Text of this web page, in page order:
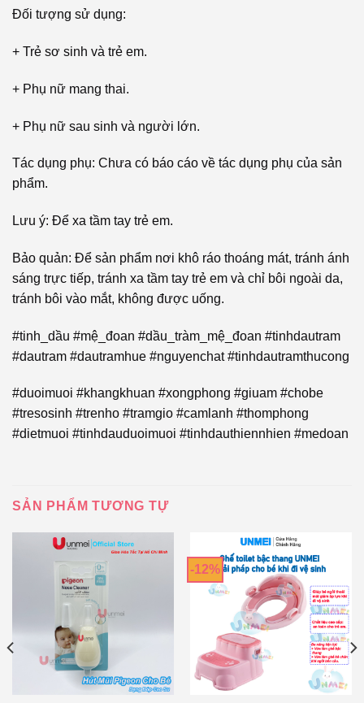
Đối tượng sử dụng:
+ Trẻ sơ sinh và trẻ em.
+ Phụ nữ mang thai.
+ Phụ nữ sau sinh và người lớn.
Tác dụng phụ: Chưa có báo cáo về tác dụng phụ của sản
phẩm.
Lưu ý: Để xa tầm tay trẻ em.
Bảo quản: Để sản phẩm nơi khô ráo thoáng mát, tránh ánh
sáng trực tiếp, tránh xa tầm tay trẻ em và chỉ bôi ngoài da,
tránh bôi vào mắt, không được uống.
#tinh_dầu #mệ_đoan #dầu_tràm_mệ_đoan #tinhdautram
#dautram #dautramhue #nguyenchat #tinhdautramthucong
#duoimuoi #khangkhuan #xongphong #giuam #chobe
#tresosinh #trenho #tramgio #camlanh #thomphong
#dietmuoi #tinhdauduoimuoi #tinhdauthiennhien #medoan
SẢN PHẨM TƯƠNG TỰ
-12%